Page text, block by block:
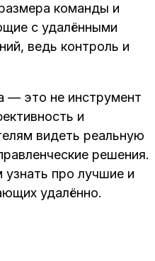
команды и
с удалёнными
ведь контроль и
— это не инструмент
и
видеть реальную
решения.
про лучшие и
удалённо.